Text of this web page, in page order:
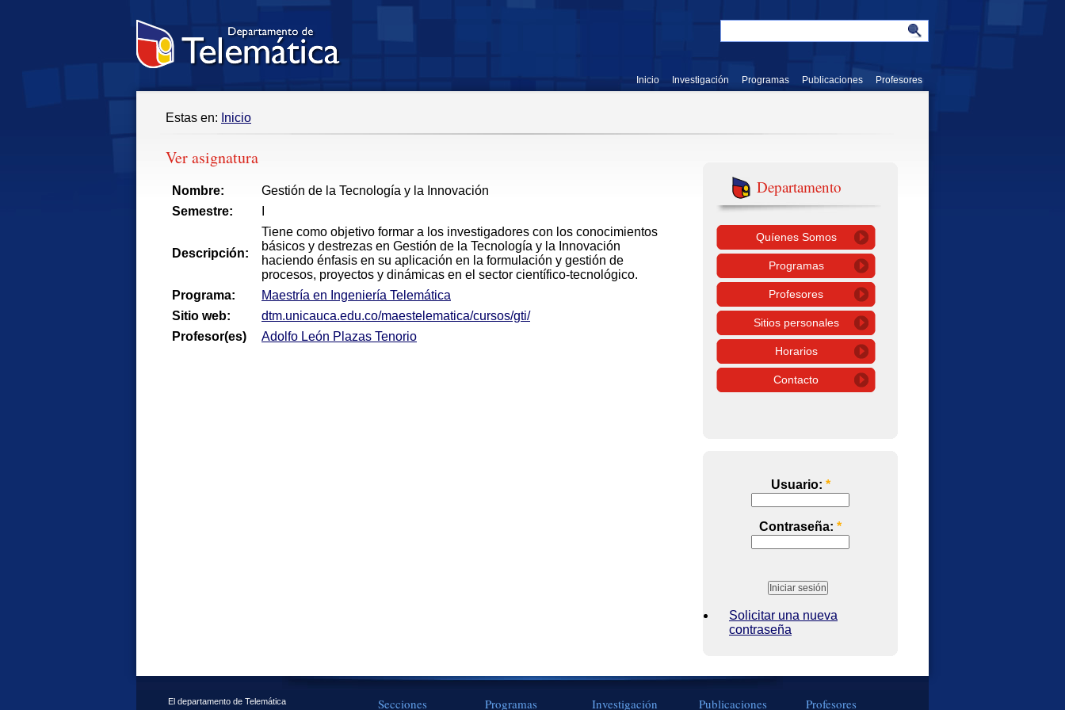
Inicio Investigación Programas Publicaciones Profesores
Estas en: Inicio
Ver asignatura
Nombre:
Gestión de la Tecnología y la Innovación
Semestre:
Descripción:
Tiene como objetivo formar a los investigadores con los conocimientos
básicos y destrezas en Gestión de la Tecnología y la Innovación
haciendo énfasis en su aplicación en la formulación y gestión de
procesos, proyectos y dinámicas en el sector científico-tecnológico.
Programa:
Maestría en Ingeniería Telemática
Sitio web:
dtm.unicauca.edu.co/maestelematica/cursos/gti/
Profesor(es)
Adolfo León Plazas Tenorio
Departamento
Quíenes Somos
Programas
Profesores
Sitios personales
Horarios
Contacto
Usuario: *
Contraseña: *
Solicitar una nueva
contraseña
El departamento de Telemática
Secciones Programas Investigación Publicaciones Profesores